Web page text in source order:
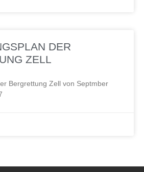
DER
ZELL
Bergrettung Zell von Septmber